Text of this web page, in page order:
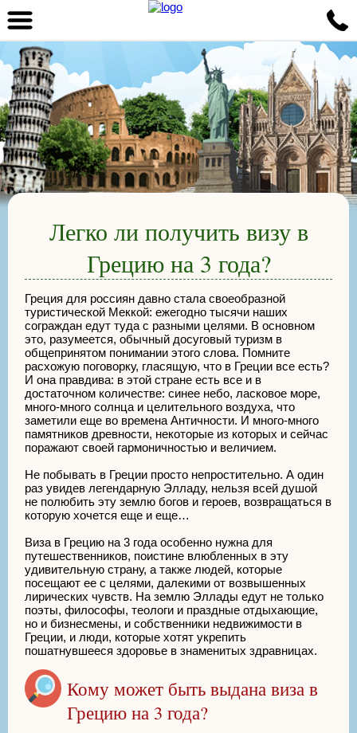
Легко ли получить визу в
Грецию на 3 года?
Греция для россиян давно стала своеобразной
туристической Меккой: ежегодно тысячи наших
сограждан едут туда с разными целями. В основном
это, разумеется, обычный досуговый туризм в
общепринятом понимании этого слова. Помните
расхожую поговорку, гласящую, что в Греции все есть?
И она правдива: в этой стране есть все и в
достаточном количестве: синее небо, ласковое море,
много-много солнца и целительного воздуха, что
заметили еще во времена Античности. И много-много
памятников древности, некоторые из которых и сейчас
поражают своей гармоничностью и величием.
Не побывать в Греции просто непростительно. А один
раз увидев легендарную Элладу, нельзя всей душой
не полюбить эту землю богов и героев, возвращаться в
которую хочется еще и еще…
Виза в Грецию на 3 года особенно нужна для
путешественников, поистине влюбленных в эту
удивительную страну, а также людей, которые
посещают ее с целями, далекими от возвышенных
лирических чувств. На землю Эллады едут не только
поэты, философы, теологи и праздные отдыхающие,
но и бизнесмены, и собственники недвижимости в
Греции, и люди, которые хотят укрепить
пошатнувшееся здоровье в знаменитых здравницах.
Кому может быть выдана виза в
Грецию на 3 года?